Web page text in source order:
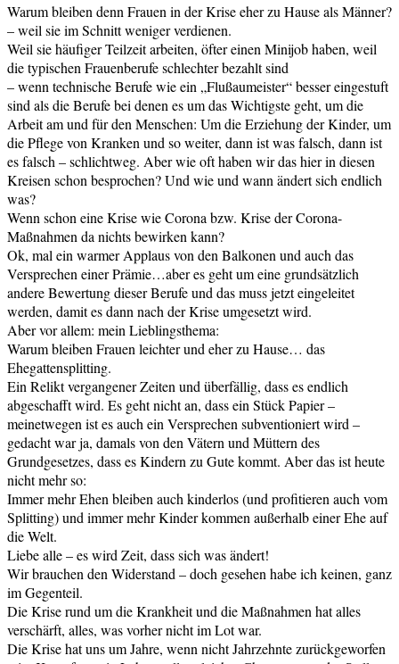
Warum bleiben denn Frauen in der Krise eher zu Hause als Männer?
– weil sie im Schnitt weniger verdienen.
Weil sie häufiger Teilzeit arbeiten, öfter einen Minijob haben, weil
die typischen Frauenberufe schlechter bezahlt sind
– wenn technische Berufe wie ein „Flußaumeister“ besser eingestuft
sind als die Berufe bei denen es um das Wichtigste geht, um die
Arbeit am und für den Menschen: Um die Erziehung der Kinder, um
die Pflege von Kranken und so weiter, dann ist was falsch, dann ist
es falsch – schlichtweg. Aber wie oft haben wir das hier in diesen
Kreisen schon besprochen? Und wie und wann ändert sich endlich
was?
Wenn schon eine Krise wie Corona bzw. Krise der Corona-
Maßnahmen da nichts bewirken kann?
Ok, mal ein warmer Applaus von den Balkonen und auch das
Versprechen einer Prämie…aber es geht um eine grundsätzlich
andere Bewertung dieser Berufe und das muss jetzt eingeleitet
werden, damit es dann nach der Krise umgesetzt wird.
Aber vor allem: mein Lieblingsthema:
Warum bleiben Frauen leichter und eher zu Hause… das
Ehegattensplitting.
Ein Relikt vergangener Zeiten und überfällig, dass es endlich
abgeschafft wird. Es geht nicht an, dass ein Stück Papier –
meinetwegen ist es auch ein Versprechen subventioniert wird –
gedacht war ja, damals von den Vätern und Müttern des
Grundgesetzes, dass es Kindern zu Gute kommt. Aber das ist heute
nicht mehr so:
Immer mehr Ehen bleiben auch kinderlos (und profitieren auch vom
Splitting) und immer mehr Kinder kommen außerhalb einer Ehe auf
die Welt.
Liebe alle – es wird Zeit, dass sich was ändert!
Wir brauchen den Widerstand – doch gesehen habe ich keinen, ganz
im Gegenteil.
Die Krise rund um die Krankheit und die Maßnahmen hat alles
verschärft, alles, was vorher nicht im Lot war.
Die Krise hat uns um Jahre, wenn nicht Jahrzehnte zurückgeworfen